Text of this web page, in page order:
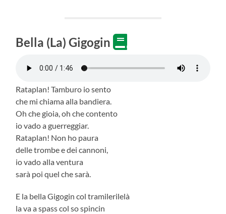
Bella (La) Gigogin
Rataplan! Tamburo io sento
che mi chiama alla bandiera.
Oh che gioia, oh che contento
io vado a guerreggiar.
Rataplan! Non ho paura
delle trombe e dei cannoni,
io vado alla ventura
sarà poi quel che sarà.
E la bella Gigogin col tramilerilelà
la va a spass col so spincin